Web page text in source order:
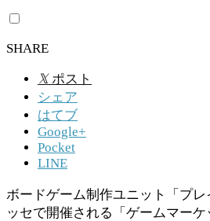
SHARE
𝕏 ポスト
シェア
はてブ
Google+
Pocket
LINE
ボードゲーム制作ユニット「プ
ッセで開催される「ゲームマー